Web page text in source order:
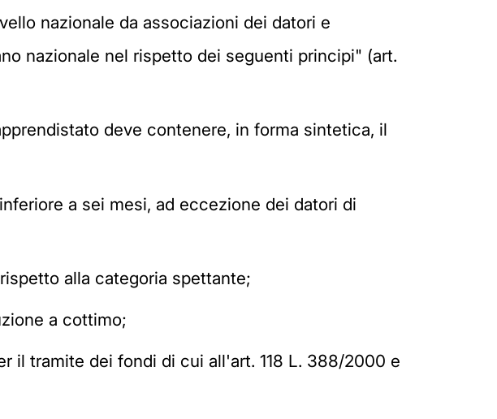
nazionale da associazioni dei datori e
nazionale nel rispetto dei seguenti principi" (art.
deve contenere, in forma sintetica, il
a sei mesi, ad eccezione dei datori di
rispetto alla categoria spettante;
a cottimo;
il tramite dei fondi di cui all'art. 118 L. 388/2000 e